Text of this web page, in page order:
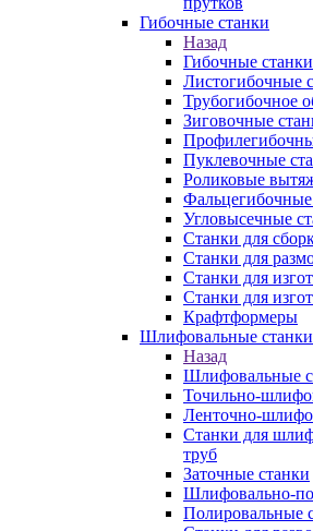
Гибочные станки
Назад
Гибочные станки
Листогибочные
Трубогибочное
Зиговочные
Пуклевочные
Роликовые
Фальцегибочные
Угловысечные
Станки для
Станки для
Станки для
Станки для
Крафтформеры
Шлифовальные
Назад
Шлифовальные
Точильно-
Ленточно-
Станки для
труб
Заточные станки
Шлифовально-
Полировальные